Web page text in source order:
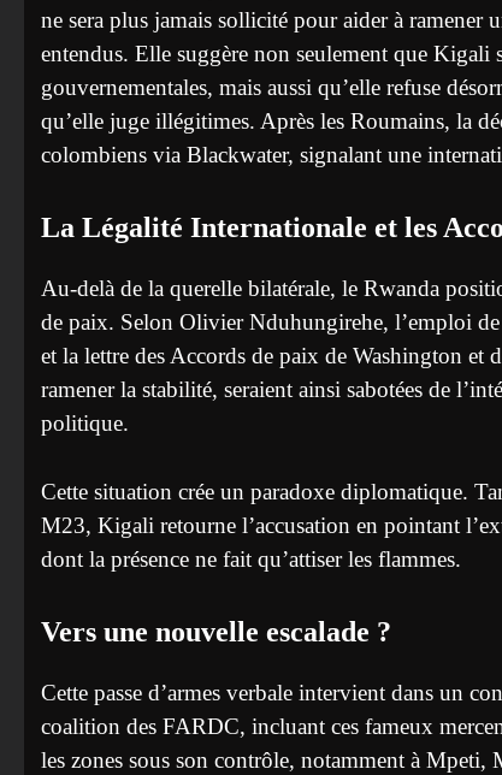
ne sera plus jamais sollicité pour aider à ramener
entendus. Elle suggère non seulement que Kigali
gouvernementales, mais aussi qu’elle refuse
qu’elle juge illégitimes. Après les Roumains, la
colombiens via Blackwater, signalant une
La Légalité Internationale et les
Au-delà de la querelle bilatérale, le Rwanda
de paix. Selon Olivier Nduhungirehe, l’emploi
et la lettre des Accords de paix de Washington et
ramener la stabilité, seraient ainsi sabotées de
politique.
Cette situation crée un paradoxe diplomatique.
M23, Kigali retourne l’accusation en pointant
dont la présence ne fait qu’attiser les flammes.
Vers une nouvelle escalade ?
Cette passe d’armes verbale intervient dans un
coalition des FARDC, incluant ces fameux
les zones sous son contrôle, notamment à